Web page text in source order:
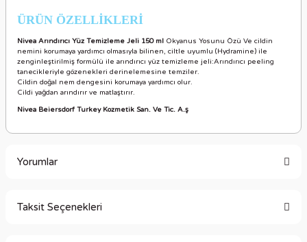
ÜRÜN ÖZELLİKLERİ
Nivea Arındırıcı Yüz Temizleme Jeli 150 ml Okyanus Yosunu Özü Ve cildin
nemini korumaya yardımcı olmasıyla bilinen, ciltle uyumlu (Hydramine) ile
zenginleştirilmiş formülü ile arındırıcı yüz temizleme jeli:Arındırıcı peeling
tanecikleriyle gözenekleri derinelemesine temziler.
Cildin doğal nem dengesini korumaya yardımcı olur.
Cildi yağdan arındırır ve matlaştırır.
Nivea Beiersdorf Turkey Kozmetik San. Ve Tic. A.ş
Yorumlar
Taksit Seçenekleri